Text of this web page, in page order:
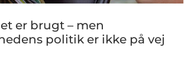
er brugt – men
politik er ikke på vej